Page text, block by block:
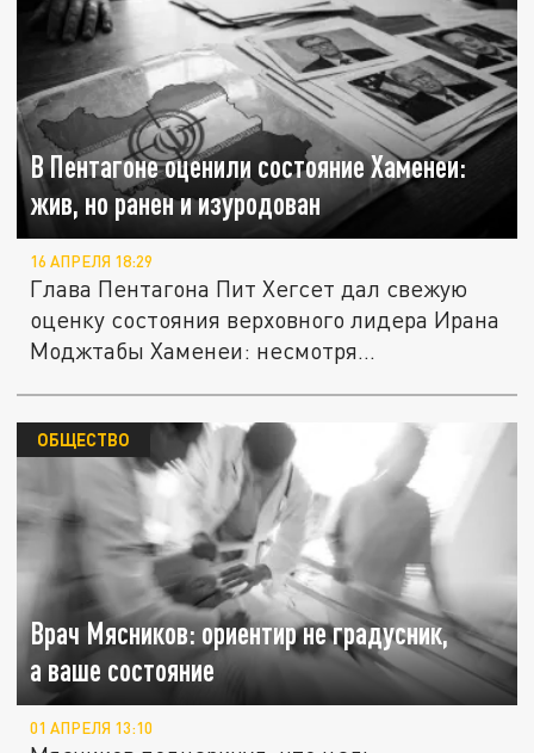
В Пентагоне оценили состояние Хаменеи:
жив, но ранен и изуродован
16 АПРЕЛЯ 18:29
Глава Пентагона Пит Хегсет дал свежую
оценку состояния верховного лидера Ирана
Моджтабы Хаменеи: несмотря...
Врач Мясников: ориентир не градусник,
а ваше состояние
ОБЩЕСТВО
01 АПРЕЛЯ 13:10